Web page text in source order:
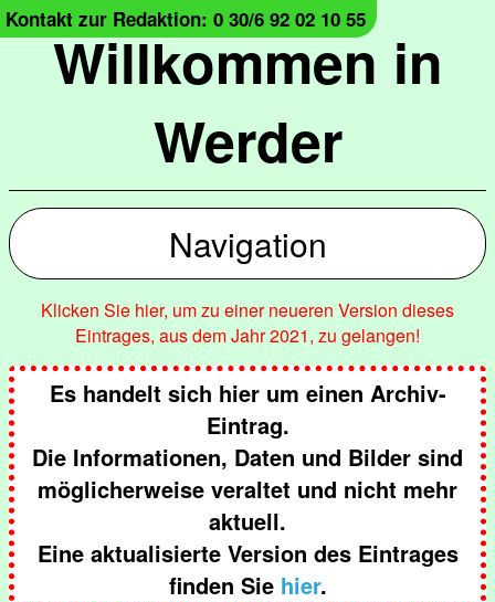
Willkommen in
Werder
Kontakt zur Redaktion: 0 30/6 92 02 10 55
Navigation
Klicken Sie hier, um zu einer neueren Version dieses
Eintrages, aus dem Jahr 2021, zu gelangen!
Es handelt sich hier um einen Archiv-
Eintrag.
Die Informationen, Daten und Bilder sind
möglicherweise veraltet und nicht mehr
aktuell.
Eine aktualisierte Version des Eintrages
finden Sie hier.